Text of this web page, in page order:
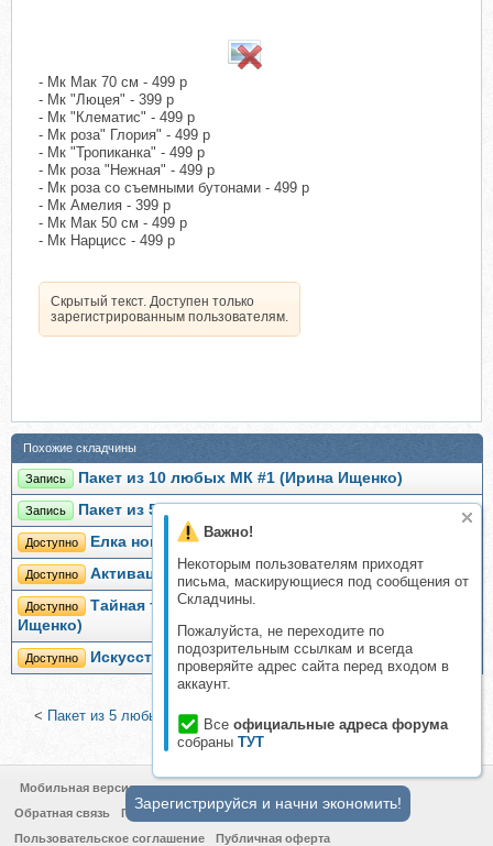
Важно!
Некоторым пользователям приходят
письма, маскирующиеся под сообщения от
Складчины.
Пожалуйста, не переходите по
подозрительным ссылкам и всегда
проверяйте адрес сайта перед входом в
аккаунт.
Все официальные адреса форума
собраны ТУТ
- Мк Мак 70 см - 499 р
- Мк "Люцея" - 399 р
- Мк "Клематис" - 499 р
- Мк роза" Глория" - 499 р
- Мк "Тропиканка" - 499 р
- Мк роза "Нежная" - 499 р
- Мк роза со съемными бутонами - 499 р
- Мк Амелия - 399 р
- Мк Мак 50 см - 499 р
- Мк Нарцисс - 499 р
Скрытый текст. Доступен только
зарегистрированным пользователям.
Похожие складчины
Запись Пакет из 10 любых МК #1 (Ирина Ищенко)
Запись Пакет из 5 любых МК #3 (Ирина Ищенко)
Доступно Елка новогодняя (Ирина Ищенко)
Доступно Активация частот света (Ирина Ищенко)
Доступно
Тайная техника исполнения желаний (Ирина
Ищенко)
Доступно Искусство расставания (Ирина Ищенко)
< Пакет из 5 любых МК #3 (Ирина Ищенко)
Пакет из 10 любых
МК #1 (Ирина Ищенко)>
Мобильная версия
Обратная связь
Политика конфиденциальности
Пользовательское соглашение
Публичная оферта
Зарегистрируйся и начни экономить!